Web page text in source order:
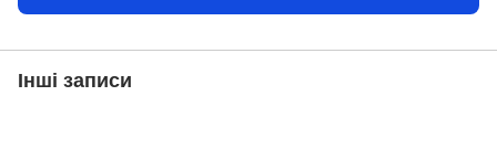
Інші записи